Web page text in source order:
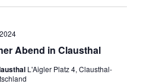
Abend in Clausthal
L'Aigler Platz 4, Clausthal-